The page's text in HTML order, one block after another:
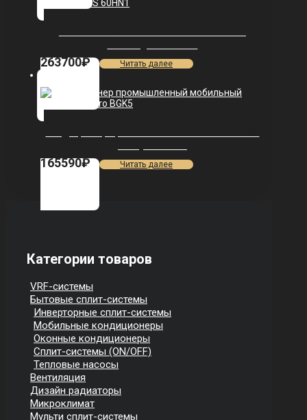
263700₽ Читать далее
165590₽ Читать далее
Категории товаров
VRF-системы
Бытовые сплит-системы
Инверторные сплит-системы
Мобильные кондиционеры
Оконные кондиционеры
Сплит-системы (ON/OFF)
Тепловые насосы
Вентиляция
Дизайн радиаторы
Микроклимат
Мульти сплит-системы